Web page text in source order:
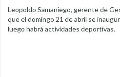
Leopoldo Samaniego, gerente de
que el domingo 21 de abril se
luego habrá actividades deportivas.